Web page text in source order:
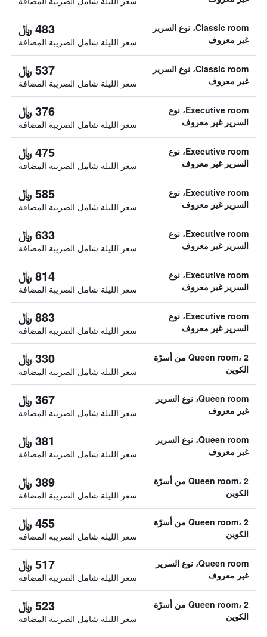
Classic room، نوع السرير
غير معروف
483 ﷼
سعر الليلة شامل الصريبة المضافة
Classic room، نوع السرير
غير معروف
537 ﷼
سعر الليلة شامل الصريبة المضافة
Executive room، نوع
السرير غير معروف
376 ﷼
سعر الليلة شامل الصريبة المضافة
Executive room، نوع
السرير غير معروف
475 ﷼
سعر الليلة شامل الصريبة المضافة
Executive room، نوع
السرير غير معروف
585 ﷼
سعر الليلة شامل الصريبة المضافة
Executive room، نوع
السرير غير معروف
633 ﷼
سعر الليلة شامل الصريبة المضافة
Executive room، نوع
السرير غير معروف
814 ﷼
سعر الليلة شامل الصريبة المضافة
Executive room، نوع
السرير غير معروف
883 ﷼
سعر الليلة شامل الصريبة المضافة
Queen room، 2 من أسرّة
الكوين
330 ﷼
سعر الليلة شامل الصريبة المضافة
Queen room، نوع السرير
غير معروف
367 ﷼
سعر الليلة شامل الصريبة المضافة
Queen room، نوع السرير
غير معروف
381 ﷼
سعر الليلة شامل الصريبة المضافة
Queen room، 2 من أسرّة
الكوين
389 ﷼
سعر الليلة شامل الصريبة المضافة
Queen room، 2 من أسرّة
الكوين
455 ﷼
سعر الليلة شامل الصريبة المضافة
Queen room، نوع السرير
غير معروف
517 ﷼
سعر الليلة شامل الصريبة المضافة
Queen room، 2 من أسرّة
الكوين
523 ﷼
سعر الليلة شامل الصريبة المضافة